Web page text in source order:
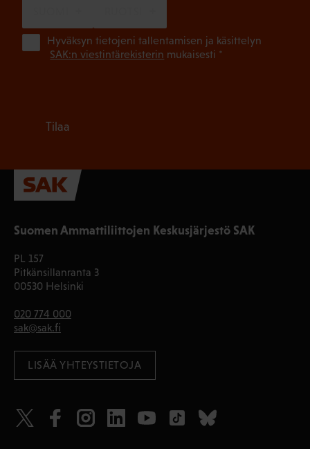
Suomen Ammattiliittojen Keskusjärjestö SAK
PL 157
Pitkänsillanranta 3
00530 Helsinki
020 774 000
sak@sak.fi
LISÄÄ YHTEYSTIETOJA
Hyväksyn tietojeni tallentamisen ja käsittelyn
SAK:n viestintärekisterin mukaisesti *
Tilaa